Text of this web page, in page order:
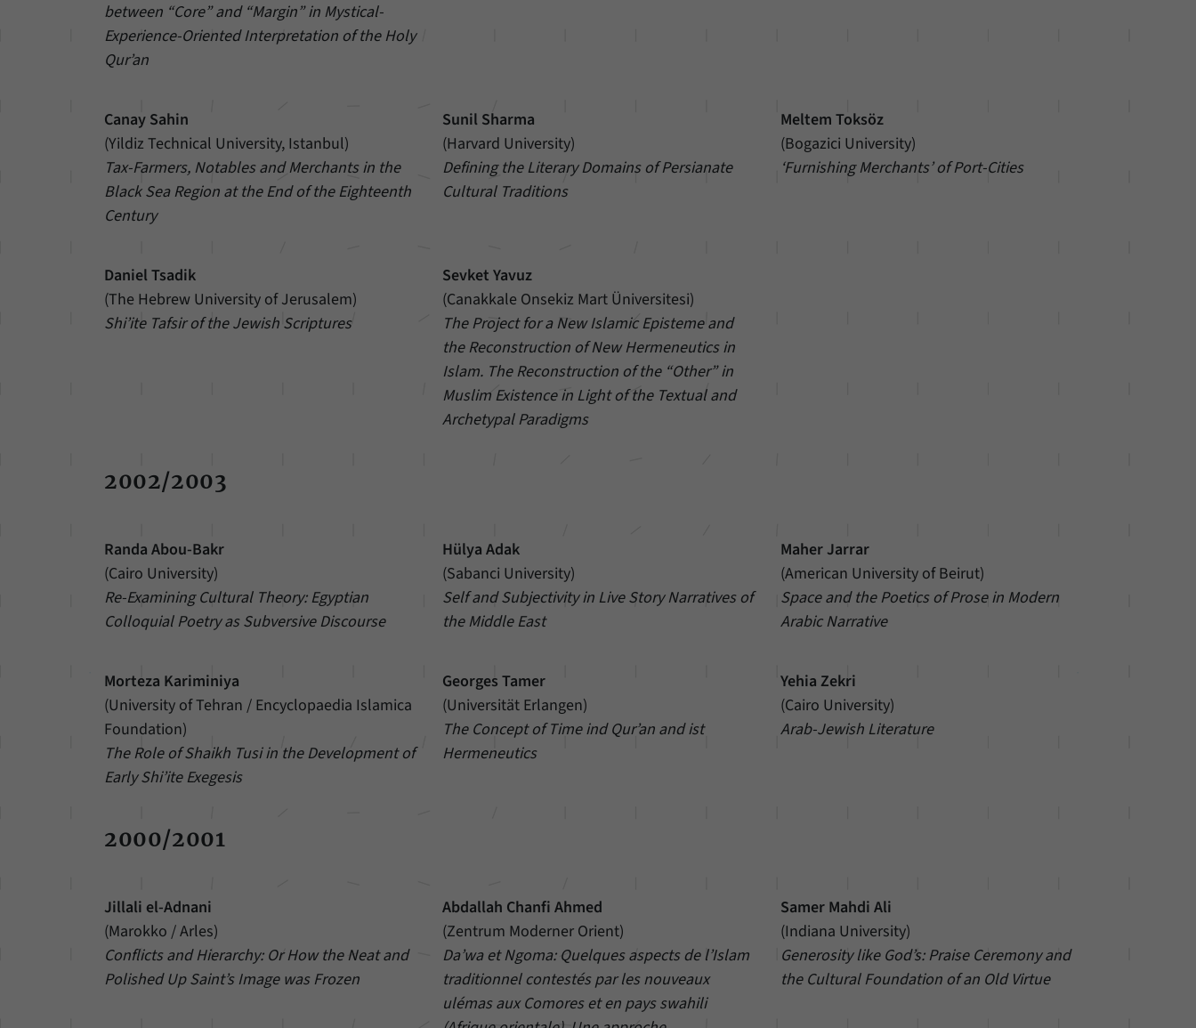
between “Core” and “Margin” in Mystical-
Experience-Oriented Interpretation of the Holy
Qur’an
Canay Sahin
(Yildiz Technical University, Istanbul)
Tax-Farmers, Notables and Merchants in the
Black Sea Region at the End of the Eighteenth
Century
Sunil Sharma
(Harvard University)
Defining the Literary Domains of Persianate
Cultural Traditions
Meltem Toksöz
(Bogazici University)
‘Furnishing Merchants’ of Port-Cities
Daniel Tsadik
(The Hebrew University of Jerusalem)
Shi’ite Tafsir of the Jewish Scriptures
Sevket Yavuz
(Canakkale Onsekiz Mart Üniversitesi)
The Project for a New Islamic Episteme and
the Reconstruction of New Hermeneutics in
Islam. The Reconstruction of the “Other” in
Muslim Existence in Light of the Textual and
Archetypal Paradigms
2002/2003
Randa Abou-Bakr
(Cairo University)
Re-Examining Cultural Theory: Egyptian
Colloquial Poetry as Subversive Discourse
Hülya Adak
(Sabanci University)
Self and Subjectivity in Live Story Narratives of
the Middle East
Maher Jarrar
(American University of Beirut)
Space and the Poetics of Prose in Modern
Arabic Narrative
Morteza Kariminiya
(University of Tehran / Encyclopaedia Islamica
Foundation)
The Role of Shaikh Tusi in the Development of
Early Shi’ite Exegesis
Georges Tamer
(Universität Erlangen)
The Concept of Time ind Qur’an and ist
Hermeneutics
Yehia Zekri
(Cairo University)
Arab-Jewish Literature
2000/2001
Jillali el-Adnani
(Marokko / Arles)
Conflicts and Hierarchy: Or How the Neat and
Polished Up Saint’s Image was Frozen
Abdallah Chanfi Ahmed
(Zentrum Moderner Orient)
Da’wa et Ngoma: Quelques aspects de l’Islam
traditionnel contestés par les nouveaux
ulémas aux Comores et en pays swahili
Samer Mahdi Ali
(Indiana University)
Generosity like God’s: Praise Ceremony and
the Cultural Foundation of an Old Virtue